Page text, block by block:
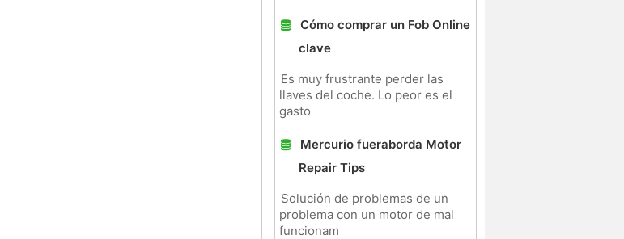
Cómo comprar un Fob Online
clave
Es muy frustrante perder las
llaves del coche. Lo peor es el
gasto
Mercurio fueraborda Motor
Repair Tips
Solución de problemas de un
problema con un motor de mal
funcionam